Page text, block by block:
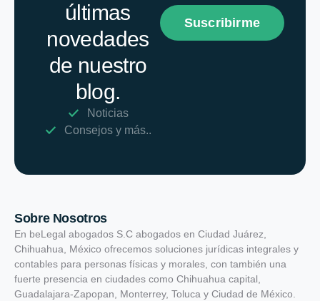
últimas
novedades
de nuestro
blog.
Noticias
Consejos y más..
Suscribirme
Sobre Nosotros
En beLegal abogados S.C abogados en Ciudad Juárez,
Chihuahua, México ofrecemos soluciones jurídicas integrales y
contables para personas físicas y morales, con también una
fuerte presencia en ciudades como Chihuahua capital,
Guadalajara-Zapopan, Monterrey, Toluca y Ciudad de México.